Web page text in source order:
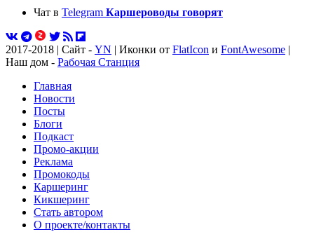
Чат в Telegram Каршероводы говорят
2017-2018 | Сайт - YN | Иконки от FlatIcon и FontAwesome |
Наш дом - Рабочая Станция
Главная
Новости
Посты
Блоги
Подкаст
Промо-акции
Реклама
Промокоды
Каршеринг
Кикшеринг
Стать автором
О проекте/контакты